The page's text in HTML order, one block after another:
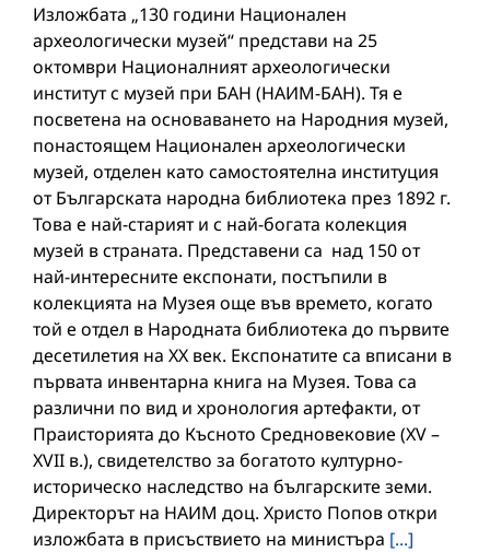
Изложбата „130 години Национален
археологически музей“ представи на 25
октомври Националният археологически
институт с музей при БАН (НАИМ-БАН). Тя е
посветена на основаването на Народния музей,
понастоящем Национален археологически
музей, отделен като самостоятелна институция
от Българската народна библиотека през 1892 г.
Това е най-старият и с най-богата колекция
музей в страната. Представени са над 150 от
най-интересните експонати, постъпили в
колекцията на Музея още във времето, когато
той е отдел в Народната библиотека до първите
десетилетия на XX век. Експонатите са вписани в
първата инвентарна книга на Музея. Това са
различни по вид и хронология артефакти, от
Праисторията до Късното Средновековие (XV –
XVII в.), свидетелство за богатото културно-
историческо наследство на българските земи.
Директорът на НАИМ доц. Христо Попов откри
изложбата в присъствието на министъра [...]